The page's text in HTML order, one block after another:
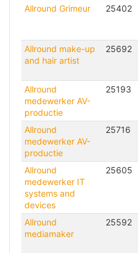
Allround Grimeur 25402
Allround make-up
and hair artist
25692
Allround
medewerker AV-
productie
25193
Allround
medewerker AV-
productie
25716
Allround
medewerker IT
systems and
devices
25605
Allround
mediamaker
25592